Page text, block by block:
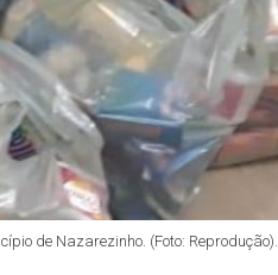
de Nazarezinho. (Foto: Reprodução).